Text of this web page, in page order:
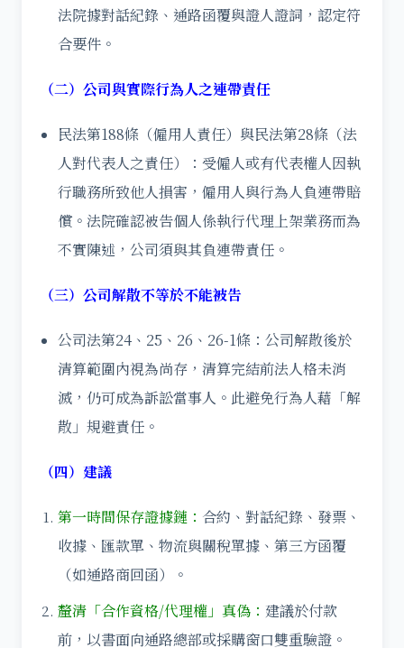
法院據對話紀錄、通路函覆與證人證詞，認定符
合要件。
（二）公司與實際行為人之連帶責任
民法第188條（僱用人責任）與民法第28條（法
人對代表人之責任）：受僱人或有代表權人因執
行職務所致他人損害，僱用人與行為人負連帶賠
償。法院確認被告個人係執行代理上架業務而為
不實陳述，公司須與其負連帶責任。
（三）公司解散不等於不能被告
公司法第24、25、26、26-1條：公司解散後於
清算範圍內視為尚存，清算完結前法人格未消
滅，仍可成為訴訟當事人。此避免行為人藉「解
散」規避責任。
（四）建議
第一時間保存證據鏈： 合約、對話紀錄、發票、
收據、匯款單、物流與關稅單據、第三方函覆
（如通路商回函）。
釐清「合作資格/代理權」真偽： 建議於付款
前，以書面向通路總部或採購窗口雙重驗證。